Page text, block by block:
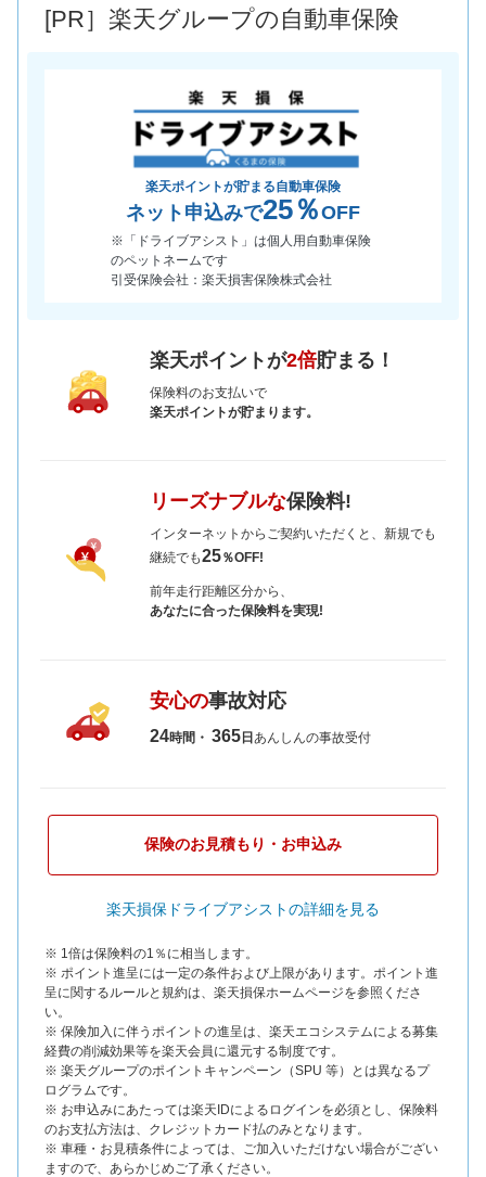
*当該価格は車種別の価格となります。
[PR］楽天グループの自動車保険
楽天ポイントが貯まる自動車保険
ネット申込みで25％OFF
※「ドライブアシスト」は個人用自動車保険
のペットネームです
引受保険会社：楽天損害保険株式会社
楽天ポイントが2倍貯まる！
保険料のお支払いで
楽天ポイントが貯まります。
リーズナブルな保険料!
インターネットからご契約いただくと、新規でも
継続でも25％OFF!
前年走行距離区分から、
あなたに合った保険料を実現!
安心の事故対応
24時間・365日あんしんの事故受付
保険のお見積もり・お申込み
楽天損保ドライブアシストの詳細を見る
※ 1倍は保険料の1％に相当します。
※ ポイント進呈には一定の条件および上限があります。ポイント進
呈に関するルールと規約は、楽天損保ホームページを参照くださ
い。
※ 保険加入に伴うポイントの進呈は、楽天エコシステムによる募集
経費の削減効果等を楽天会員に還元する制度です。
※ 楽天グループのポイントキャンペーン（SPU 等）とは異なるプ
ログラムです。
※ お申込みにあたっては楽天IDによるログインを必須とし、保険料
のお支払方法は、クレジットカード払のみとなります。
※ 車種・お見積条件によっては、ご加入いただけない場合がござい
ますので、あらかじめご了承ください。